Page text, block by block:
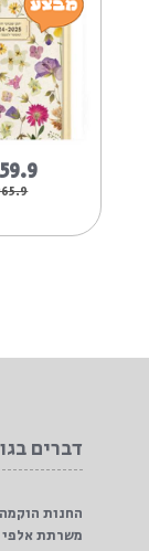
₪59.9
דברים
משרתת אלפי